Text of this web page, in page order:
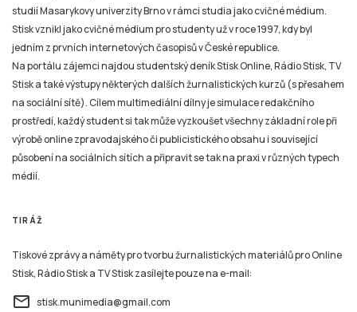
studií Masarykovy univerzity Brno v rámci studia jako cvičné médium.
Stisk vznikl jako cvičné médium pro studenty už v roce 1997, kdy byl
jedním z prvních internetových časopisů v České republice.
Na portálu zájemci najdou studentský deník Stisk Online, Rádio Stisk, TV
Stisk a také výstupy některých dalších žurnalistických kurzů (s přesahem
na sociální sítě). Cílem multimediální dílny je simulace redakčního
prostředí, každý student si tak může vyzkoušet všechny základní role při
výrobě online zpravodajského či publicistického obsahu i související
působení na sociálních sítích a připravit se tak na praxi v různých typech
médií.
TIRÁŽ
Tiskové zprávy a náměty pro tvorbu žurnalistických materiálů pro Online
Stisk, Rádio Stisk a TV Stisk zasílejte pouze na e-mail:
email stisk.munimedia@gmail.com